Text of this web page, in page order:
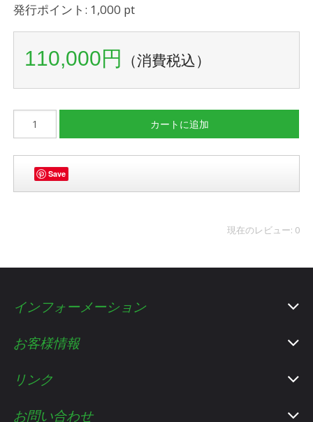
発行ポイント: 1,000 pt
110,000円 （消費税込）
Save
現在のレビュー: 0
インフォーメーション
お客様情報
リンク
お問い合わせ